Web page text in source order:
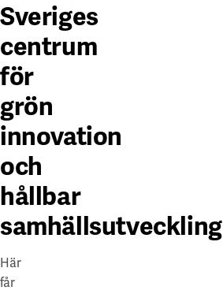
Sveriges
centrum
för
grön
innovation
och
hållbar
samhällsutveckling
Här
får